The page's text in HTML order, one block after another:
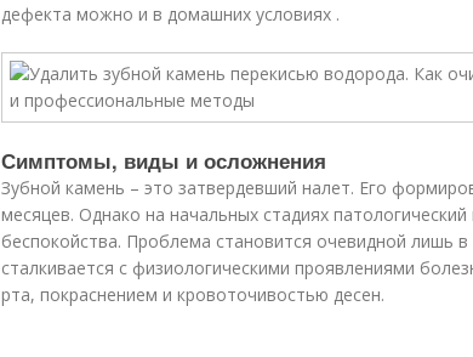
дефекта можно и в домашних условиях .
Симптомы, виды и осложнения
Зубной камень – это затвердевший налет. Его
месяцев. Однако на начальных стадиях
беспокойства. Проблема становится очевидной лишь
сталкивается с физиологическими проявлениями
рта, покраснением и кровоточивостью десен.